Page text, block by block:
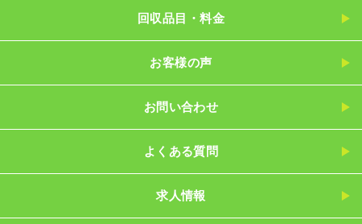
回収品目・料金
お客様の声
お問い合わせ
よくある質問
求人情報